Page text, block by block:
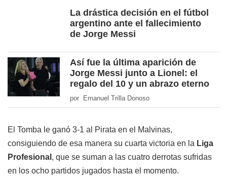
La drástica decisión en el fútbol
argentino ante el fallecimiento
de Jorge Messi
Así fue la última aparición de
Jorge Messi junto a Lionel: el
regalo del 10 y un abrazo eterno
por Emanuel Trilla Donoso
El Tomba le ganó 3-1 al Pirata en el Malvinas,
consiguiendo de esa manera su cuarta victoria en la Liga
Profesional , que se suman a las cuatro derrotas sufridas
en los ocho partidos jugados hasta el momento.